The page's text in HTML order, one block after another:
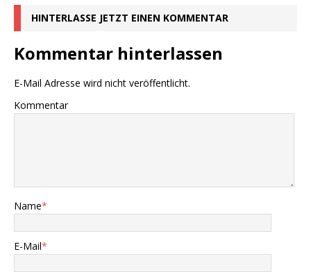
HINTERLASSE JETZT EINEN KOMMENTAR
Kommentar hinterlassen
E-Mail Adresse wird nicht veröffentlicht.
Kommentar
Name*
E-Mail*